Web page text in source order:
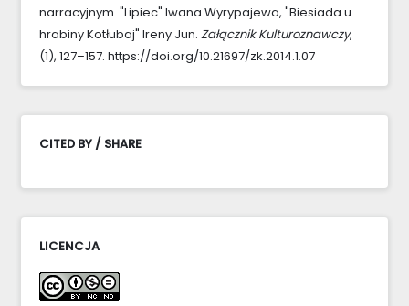
narracyjnym. "Lipiec" Iwana Wyrypajewa, "Biesiada u
hrabiny Kotłubaj" Ireny Jun. Załącznik Kulturoznawczy,
(1), 127–157. https://doi.org/10.21697/zk.2014.1.07
CITED BY / SHARE
LICENCJA